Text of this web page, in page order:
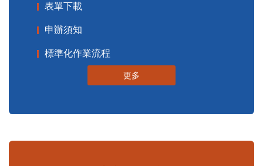
表單下載
申辦須知
標準化作業流程
更多